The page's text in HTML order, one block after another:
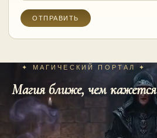
✦ МАГИЧЕСКИЙ ПОРТАЛ ✦
Магия ближе, чем кажется